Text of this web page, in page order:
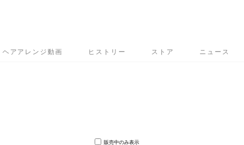
ヘアアレンジ動画 ヒストリー ストア ニュース
販売中のみ表示